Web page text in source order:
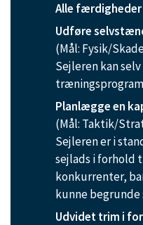
Alle færdigheder
Udføre
(Mål: Fysik/
Sejleren kan
Planlægge en
(Mål: Taktik/
Sejleren er i
sejlads i forhold
konkurrenter,
kunne begrunde
Udvidet trim i